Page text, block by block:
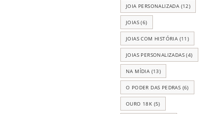
JOIA PERSONALIZADA (12)
JOIAS (6)
JOIAS COM HISTÓRIA (11)
JOIAS PERSONALIZADAS (4)
NA MÍDIA (13)
O PODER DAS PEDRAS (6)
OURO 18K (5)